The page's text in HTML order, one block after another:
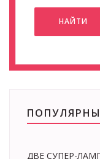
НАЙТИ
ДВЕ СУПЕР-